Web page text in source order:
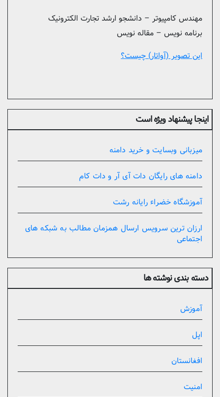
مهندس کامپیوتر – دانشجو ارشد تجارت الکترونیک
برنامه نویس – مقاله نویس
این تصویر (آواتار) چیست؟
اینجا پیشنهاد ویژه است
میزبانی وبسایت و خرید دامنه
دامنه های رایگان دات آی آر و دات کام
آموزشگاه خضراء رایانه رشت
ارزان ترین سرویس ارسال همزمان مطالب به شبکه های
اجتماعی
دسته بندی نوشته ها
آموزش
اپل
افغانستان
امنیت